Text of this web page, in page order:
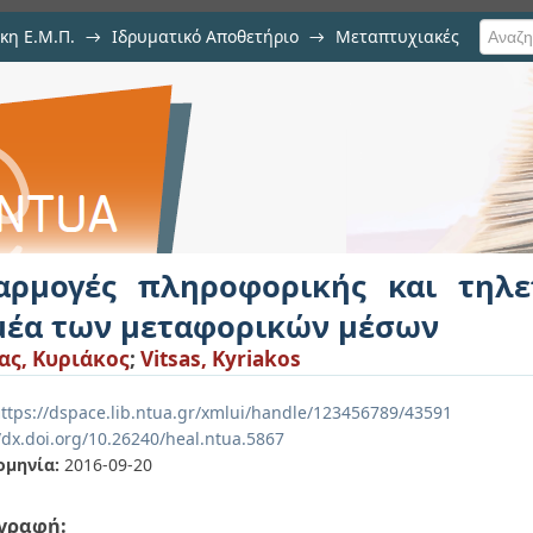
Ε.Μ.Π. → Ιδρυματικό Αποθετήριο → Μεταπτυχιακές
και
πληροφορικής και
των μεταφορικών μέσων
Κυριάκος; Vitsas, Kyriakos
dspace.lib.ntua.gr/xmlui/handle/123456789/43591
10.26240/heal.ntua.5867
2016-09-20